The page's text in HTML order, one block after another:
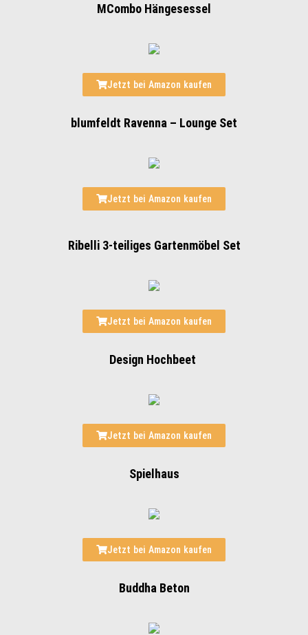
MCombo Hängesessel
Jetzt bei Amazon kaufen
blumfeldt Ravenna – Lounge Set
Jetzt bei Amazon kaufen
Ribelli 3-teiliges Gartenmöbel Set
Jetzt bei Amazon kaufen
Design Hochbeet
Jetzt bei Amazon kaufen
Spielhaus
Jetzt bei Amazon kaufen
Buddha Beton